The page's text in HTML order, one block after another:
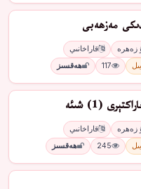
مەزھەبى
زەھرە
قاراخانىي
117 ھەقسىز
(1) شىئە
زەھرە
قاراخانىي
245 ھەقسىز